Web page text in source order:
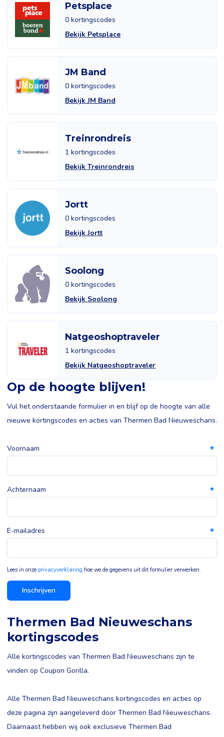
Petsplace
0 kortingscodes
Bekijk Petsplace
JM Band
0 kortingscodes
Bekijk JM Band
Treinrondreis
1 kortingscodes
Bekijk Treinrondreis
Jortt
0 kortingscodes
Bekijk Jortt
Soolong
0 kortingscodes
Bekijk Soolong
Natgeoshoptraveler
1 kortingscodes
Bekijk Natgeoshoptraveler
Op de hoogte blijven!
Vul het onderstaande formulier in en blijf op de hoogte van alle
nieuwe kortingscodes en acties van Thermen Bad Nieuweschans.
Voornaam
Achternaam
E-mailadres
Lees in onze privacyverklaring hoe we de gegevens uit dit formulier verwerken.
Inschrijven
Thermen Bad Nieuweschans
kortingscodes
Alle kortingscodes van Thermen Bad Nieuweschans zijn te
vinden op Coupon Gorilla.
Alle Thermen Bad Nieuweschans kortingscodes en acties op
deze pagina zijn aangeleverd door Thermen Bad Nieuweschans.
Daarnaast hebben wij ook exclusieve Thermen Bad